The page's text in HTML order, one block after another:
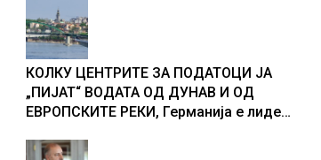
учесниците во бомбардирањето го
доживуваа овој настан што го
промени текот на историјата
КОЛКУ ЦЕНТРИТЕ ЗА ПОДАТОЦИ ЈА
„ПИЈАТ“ ВОДАТА ОД ДУНАВ И ОД
ЕВРОПСКИТЕ РЕКИ, Германија е лидер
центри за податоци